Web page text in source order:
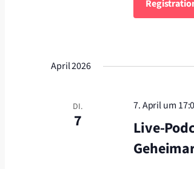
April 2026
DI.
7
7. April um
Live-